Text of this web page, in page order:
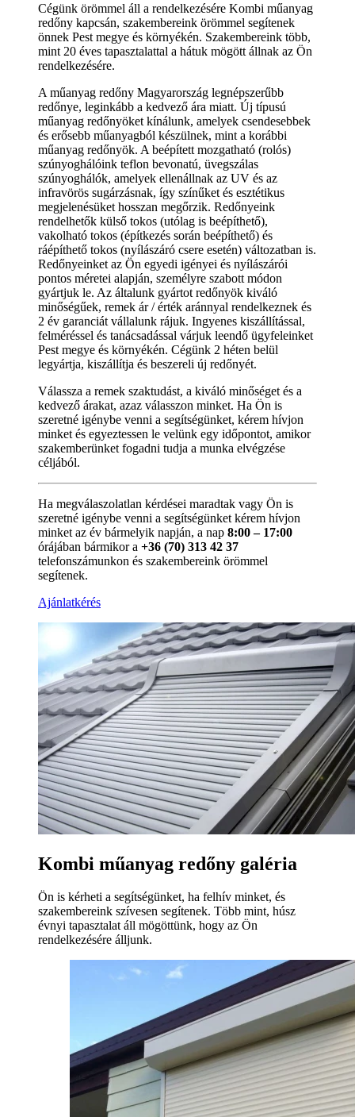
Cégünk örömmel áll a rendelkezésére Kombi műanyag
redőny kapcsán, szakembereink örömmel segítenek
önnek Pest megye és környékén. Szakembereink több,
mint 20 éves tapasztalattal a hátuk mögött állnak az Ön
rendelkezésére.
A műanyag redőny Magyarország legnépszerűbb
redőnye, leginkább a kedvező ára miatt. Új típusú
műanyag redőnyöket kínálunk, amelyek csendesebbek
és erősebb műanyagból készülnek, mint a korábbi
műanyag redőnyök. A beépített mozgatható (rolós)
szúnyoghálóink teflon bevonatú, üvegszálas
szúnyoghálók, amelyek ellenállnak az UV és az
infravörös sugárzásnak, így színűket és esztétikus
megjelenésüket hosszan megőrzik. Redőnyeink
rendelhetők külső tokos (utólag is beépíthető),
vakolható tokos (építkezés során beépíthető) és
ráépíthető tokos (nyílászáró csere esetén) változatban is.
Redőnyeinket az Ön egyedi igényei és nyílászárói
pontos méretei alapján, személyre szabott módon
gyártjuk le. Az általunk gyártot redőnyök kiváló
minőségűek, remek ár / érték aránnyal rendelkeznek és
2 év garanciát vállalunk rájuk. Ingyenes kiszállítással,
felméréssel és tanácsadással várjuk leendő ügyfeleinket
Pest megye és környékén. Cégünk 2 héten belül
legyártja, kiszállítja és beszereli új redőnyét.
Válassza a remek szaktudást, a kiváló minőséget és a
kedvező árakat, azaz válasszon minket. Ha Ön is
szeretné igénybe venni a segítségünket, kérem hívjon
minket és egyeztessen le velünk egy időpontot, amikor
szakemberünket fogadni tudja a munka elvégzése
céljából.
Ha megválaszolatlan kérdései maradtak vagy Ön is
szeretné igénybe venni a segítségünket kérem hívjon
minket az év bármelyik napján, a nap 8:00 – 17:00
órájában bármikor a +36 (70) 313 42 37
telefonszámunkon és szakembereink örömmel
segítenek.
Ajánlatkérés
Kombi műanyag redőny galéria
Ön is kérheti a segítségünket, ha felhív minket, és
szakembereink szívesen segítenek. Több mint, húsz
évnyi tapasztalat áll mögöttünk, hogy az Ön
rendelkezésére álljunk.